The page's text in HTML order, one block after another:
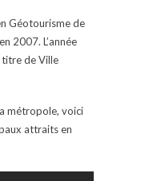
Géotourisme de
2007. L’année
titre de Ville
métropole, voici
attraits en